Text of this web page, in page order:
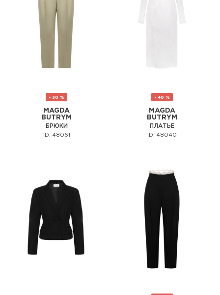
- 30 %
MAGDA
BUTRYM
БРЮКИ
ID: 48061
- 40 %
MAGDA
BUTRYM
ПЛАТЬЕ
ID: 48040